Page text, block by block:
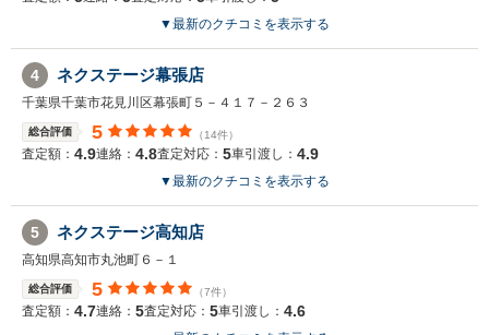
▼最新のクチコミを表示する
4 ネクステージ幕張店
千葉県千葉市花見川区幕張町５－４１７－２６３
総合評価 5 （14件）
査定額： 4.9連絡： 4.8査定対応： 5車引渡し： 4.9
▼最新のクチコミを表示する
5 ネクステージ高知店
高知県高知市丸池町６－１
総合評価 5 （7件）
査定額： 4.7連絡： 5査定対応： 5車引渡し： 4.6